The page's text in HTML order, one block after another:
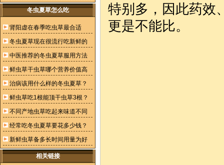
冬虫夏草怎么吃
肾阳虚在春季吃虫草最合适
冬虫夏草现在很流行吃新鲜的
中医推荐的冬虫夏草服用方法
鲜虫草干虫草哪个营养价值高
治病该用什么样的冬虫夏草？
鲜虫草吃1根能顶干虫草3根？
不同产地虫草吃起来味道不同
经常吃冬虫夏草要花多少钱？
新鲜虫草备多长时间用量为好
相关链接
特别多，因此药效
更是不能比。